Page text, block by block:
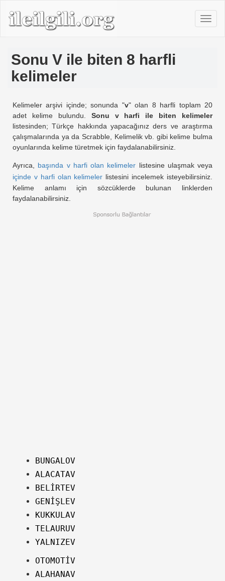
Sonu V ile biten 8 harfli
kelimeler
Kelimeler arşivi içinde; sonunda "v" olan 8 harfli toplam 20
adet kelime bulundu. Sonu v harfi ile biten kelimeler
listesinden; Türkçe hakkında yapacağınız ders ve araştırma
çalışmalarında ya da Scrabble, Kelimelik vb. gibi kelime bulma
oyunlarında kelime türetmek için faydalanabilirsiniz.
Ayrıca, başında v harfi olan kelimeler listesine ulaşmak veya
içinde v harfi olan kelimeler listesini incelemek isteyebilirsiniz.
Kelime anlamı için sözcüklerde bulunan linklerden
faydalanabilirsiniz.
BUNGALOV
ALACATAV
BELİRTEV
GENİŞLEV
KUKKULAV
TELAURUV
YALNIZEV
OTOMOTİV
ALAHANAV